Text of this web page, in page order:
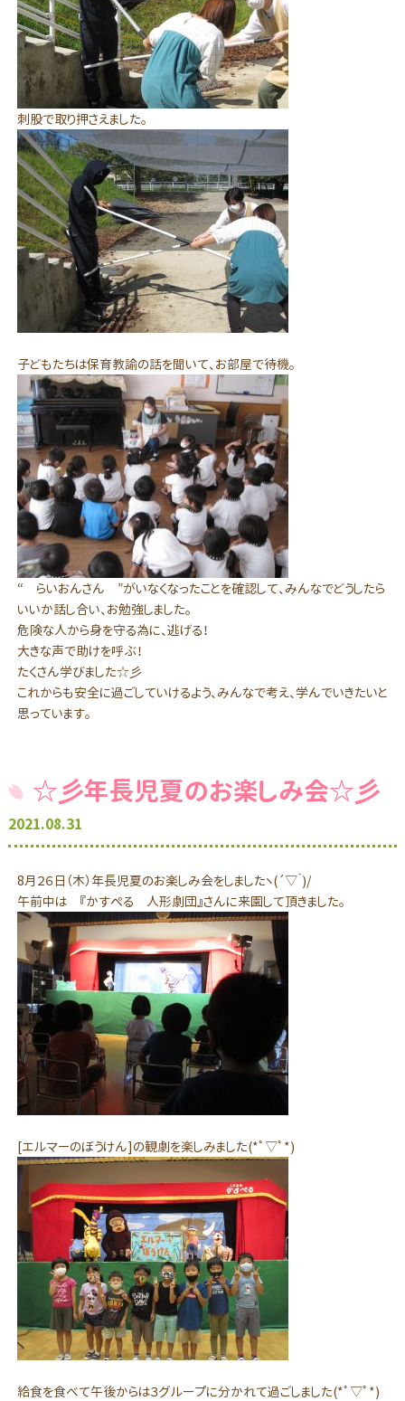
刺股で取り押さえました。
子どもたちは保育教諭の話を聞いて、お部屋で待機。
“ らいおんさん ”がいなくなったことを確認して、みんなでどうしたら
いいか話し合い、お勉強しました。
危険な人から身を守る為に、逃げる！
大きな声で助けを呼ぶ！
たくさん学びました☆彡
これからも安全に過ごしていけるよう、みんなで考え、学んでいきたいと
思っています。
☆彡年長児夏のお楽しみ会☆彡
2021.08.31
8月２６日（木）年長児夏のお楽しみ会をしましたヽ(´▽｀)/
午前中は 『かすぺる 人形劇団』さんに来園して頂きました。
[エルマーのぼうけん]の観劇を楽しみました(*ﾟ▽ﾟ*)
給食を食べて午後からは３グループに分かれて過ごしました(*ﾟ▽ﾟ*)